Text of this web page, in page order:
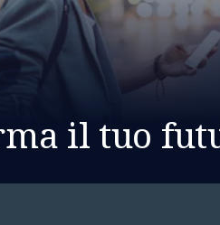
il tuo